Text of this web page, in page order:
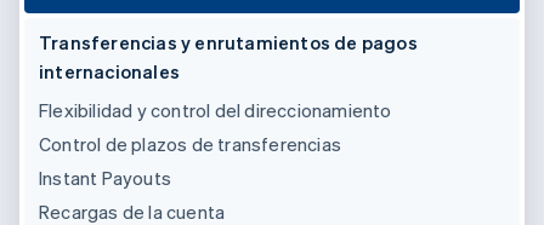
Transferencias y enrutamientos de pagos
internacionales
Flexibilidad y control del direccionamiento
Control de plazos de transferencias
Instant Payouts
Recargas de la cuenta